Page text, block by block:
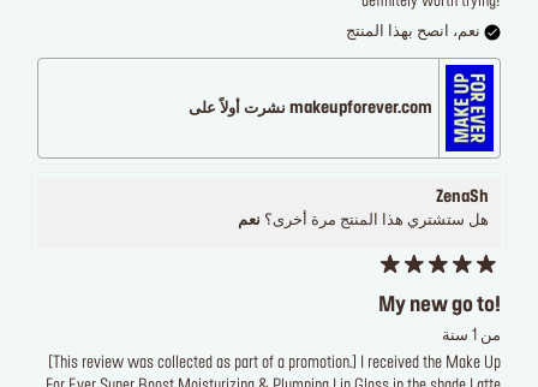
نعم، انصح بهذا المنتج
makeupforever.com نشرت أولاً على
ZenaSh
هل ستشتري هذا المنتج مرة أخرى؟ نعم
My new go to!
من 1 سنة
[This review was collected as part of a promotion.] I received the Make Up